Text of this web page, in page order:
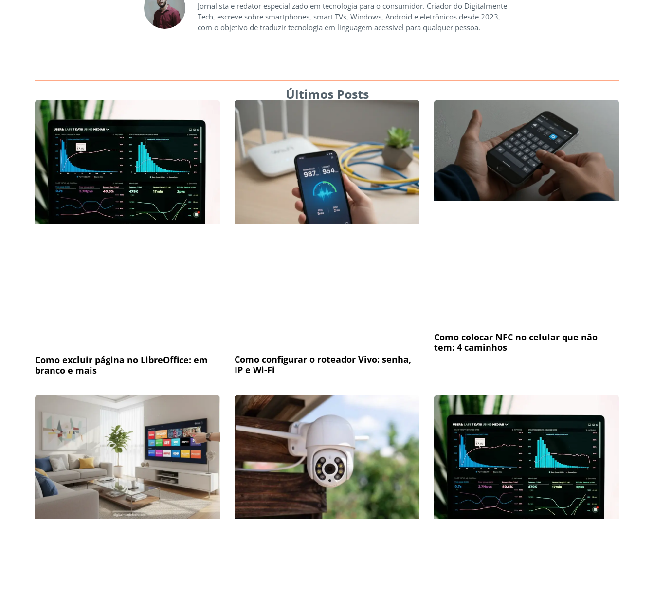
Jornalista e redator especializado em tecnologia para o consumidor. Criador do Digitalmente
Tech, escreve sobre smartphones, smart TVs, Windows, Android e eletrônicos desde 2023,
com o objetivo de traduzir tecnologia em linguagem acessível para qualquer pessoa.
Últimos Posts
Como excluir página no LibreOffice: em
branco e mais
Como configurar o roteador Vivo: senha,
IP e Wi-Fi
Como colocar NFC no celular que não
tem: 4 caminhos